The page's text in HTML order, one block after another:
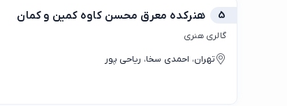
5 هنرکده معرق محسن کاوه کمین و کمان
گالری هنری
تهران، احمدی سخا، ریاحی پور